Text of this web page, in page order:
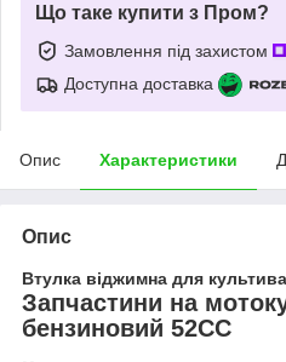
Що таке купити з Пром?
Замовлення під захистом
Доступна доставка
Опис Характеристики
Опис
Втулка віджимна для
Запчастини на
бензиновий 52СС